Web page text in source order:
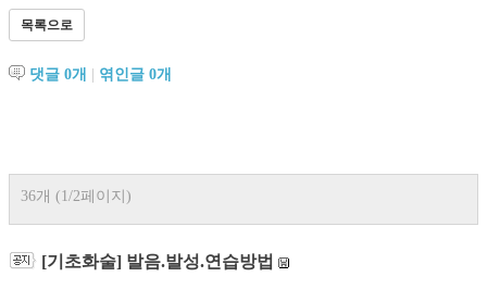
목록으로
댓글 0개 | 엮인글 0개
36개 (1/2페이지)
[기초화술] 발음.발성.연습방법